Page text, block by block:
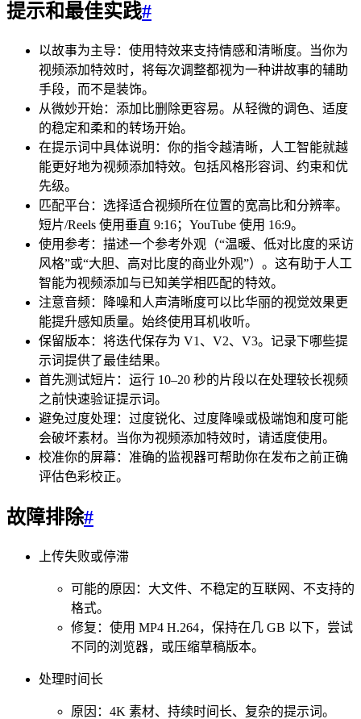
提示和最佳实践#
以故事为主导：使用特效来支持情感和清晰度。当你为
视频添加特效时，将每次调整都视为一种讲故事的辅助
手段，而不是装饰。
从微妙开始：添加比删除更容易。从轻微的调色、适度
的稳定和柔和的转场开始。
在提示词中具体说明：你的指令越清晰，人工智能就越
能更好地为视频添加特效。包括风格形容词、约束和优
先级。
匹配平台：选择适合视频所在位置的宽高比和分辨率。
短片/Reels 使用垂直 9:16；YouTube 使用 16:9。
使用参考：描述一个参考外观（“温暖、低对比度的采访
风格”或“大胆、高对比度的商业外观”）。这有助于人工
智能为视频添加与已知美学相匹配的特效。
注意音频：降噪和人声清晰度可以比华丽的视觉效果更
能提升感知质量。始终使用耳机收听。
保留版本：将迭代保存为 V1、V2、V3。记录下哪些提
示词提供了最佳结果。
首先测试短片：运行 10–20 秒的片段以在处理较长视频
之前快速验证提示词。
避免过度处理：过度锐化、过度降噪或极端饱和度可能
会破坏素材。当你为视频添加特效时，请适度使用。
校准你的屏幕：准确的监视器可帮助你在发布之前正确
评估色彩校正。
故障排除#
上传失败或停滞
可能的原因：大文件、不稳定的互联网、不支持的
格式。
修复：使用 MP4 H.264，保持在几 GB 以下，尝试
不同的浏览器，或压缩草稿版本。
处理时间长
原因：4K 素材、持续时间长、复杂的提示词。